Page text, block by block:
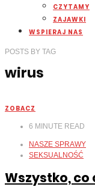
CZYTAMY
ZAJAWKI
WSPIERAJ NAS
POSTS BY TAG
wirus
ZOBACZ
6 MINUTE READ
NASZE SPRAWY
SEKSUALNOŚĆ
Wszystko, co